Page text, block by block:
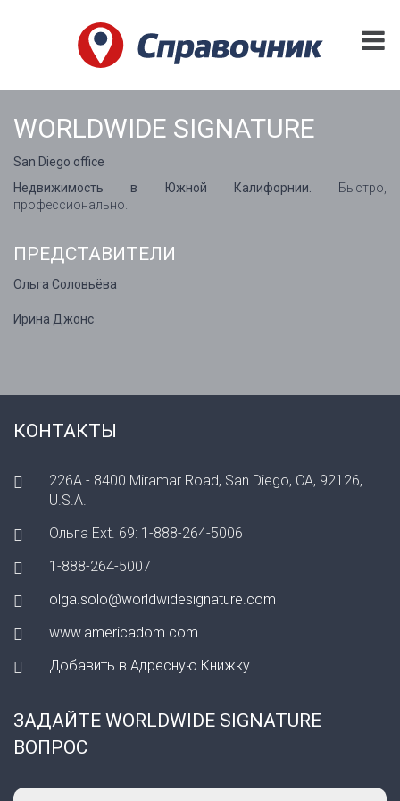
WORLDWIDE SIGNATURE
San Diego office
Недвижимость в Южной Калифорнии.
Быстро,
профессионально.
ПРЕДСТАВИТЕЛИ
Ольга Соловьёва
Ирина Джонс
КОНТАКТЫ
226A - 8400 Miramar Road, San Diego, CA, 92126,
U.S.A.
Ольга Ext. 69: 1-888-264-5006
1-888-264-5007
olga.solo@worldwidesignature.com
www.americadom.com
Добавить в Адресную Книжку
ЗАДАЙТЕ WORLDWIDE SIGNATURE
ВОПРОС
Ваше